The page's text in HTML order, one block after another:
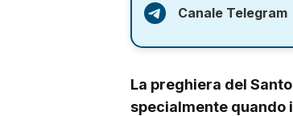
Canale Telegram
La preghiera del
specialmente quando